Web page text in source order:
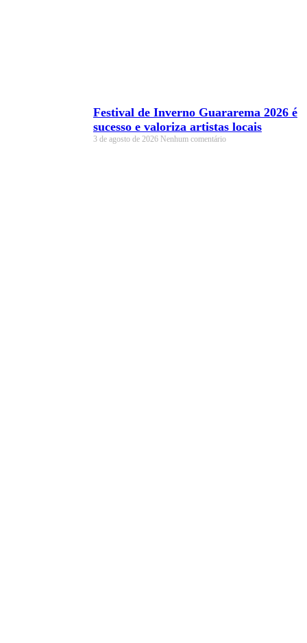
Festival de Inverno Guararema 2026 é
sucesso e valoriza artistas locais
3 de agosto de 2026 Nenhum comentário